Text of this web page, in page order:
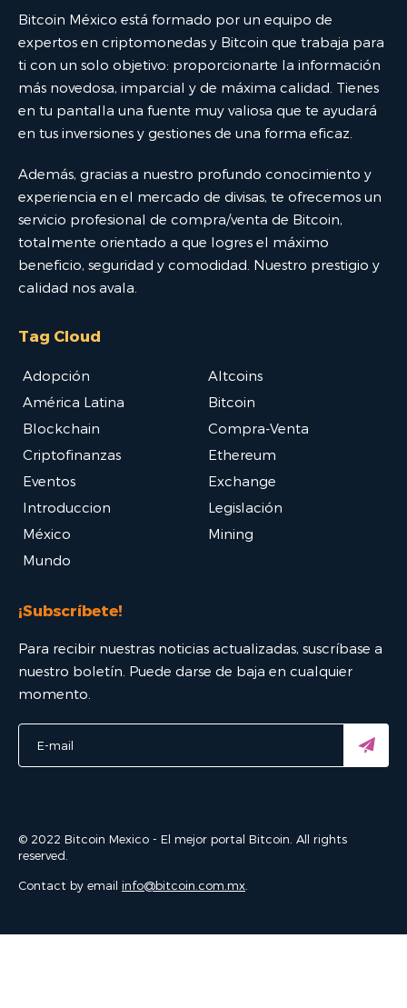
Bitcoin México está formado por un equipo de
expertos en criptomonedas y Bitcoin que trabaja para
ti con un solo objetivo: proporcionarte la información
más novedosa, imparcial y de máxima calidad. Tienes
en tu pantalla una fuente muy valiosa que te ayudará
en tus inversiones y gestiones de una forma eficaz.
Además, gracias a nuestro profundo conocimiento y
experiencia en el mercado de divisas, te ofrecemos un
servicio profesional de compra/venta de Bitcoin,
totalmente orientado a que logres el máximo
beneficio, seguridad y comodidad. Nuestro prestigio y
calidad nos avala.
Tag Cloud
Adopción
Altcoins
América Latina
Bitcoin
Blockchain
Compra-Venta
Criptofinanzas
Ethereum
Eventos
Exchange
Introduccion
Legislación
México
Mining
Mundo
¡Subscríbete!
Para recibir nuestras noticias actualizadas, suscríbase a
nuestro boletín. Puede darse de baja en cualquier
momento.
© 2022 Bitcoin Mexico - El mejor portal Bitcoin. All rights
reserved.
Contact by email info@bitcoin.com.mx.